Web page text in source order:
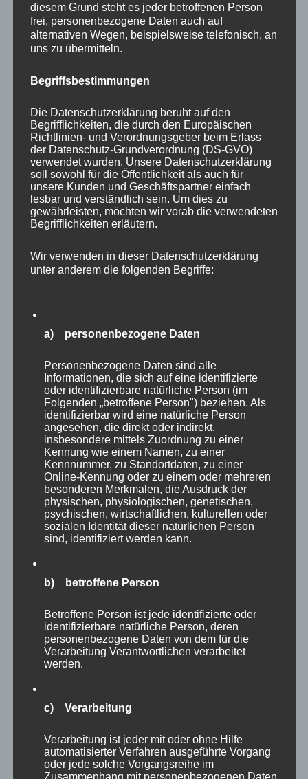
Niederlage. Zum anderen aber konnte jeder
sehen, dass Michael Smith sich nicht immer im
Griff hatte und an seinen eigenen Ansprüchen
selbst mit fast perfekten 140er-Aufnahmen
nicht zufrieden. Offenbar konnte er nicht
akzeptieren, dass nicht jeder seiner Darts
perfekt im Board steckte, was bei nur 8
Millimeter breiten Zielfeldern nun mal
unvermeidlich ist, egal wie gut man spielt. . Er
schimpfte auf der Bühne mit sich selbst, wirkte
genervt, fast lustlos, brachte sich selbst völlig
auf. Das Ergebnis war nur folgerichtig – er
Dieser Aspekt bietet uns gleich zwei Chancen
der Selbstreflexion: Niederlagen gehören zum
Erst muss man lernen zu verlieren, dann kann
man auch gewinnen. So schrieb es auch
Michael Smith auf Twitter: „But because I had
to wait so long and I had to fail over and over
again to get to where I’m at.”
Erfolg kommt niemals von allein, er ist immer
auch mit Rückschlägen und Niederlagen
verbunden.
Wie gehen wir damit um? Wie ging Michael
Smith damit um? Wie hat er es geschafft, an
den vielen Niederlagen zu wachsen und
letztlich gestärkt aus ihnen hervorzugehen?
Natürlich wurde er oft danach gefragt und ich
habe vieler dieser Interviews im TV gesehen.
Gefühlen und seiner Enttäuschung freien Lauf
er auch (sinngemäß): „Ich mache einfach
weiter, es ist nur Sport. Was wirklich zählt sind
diesem Grund steht es jeder betroffenen Person
frei, personenbezogene Daten auch auf
alternativen Wegen, beispielsweise telefonisch, an
uns zu übermitteln.
Begriffsbestimmungen
Die Datenschutzerklärung beruht auf den
Begrifflichkeiten, die durch den Europäischen
Richtlinien- und Verordnungsgeber beim Erlass
der Datenschutz-Grundverordnung (DS-GVO)
verwendet wurden. Unsere Datenschutzerklärung
soll sowohl für die Öffentlichkeit als auch für
unsere Kunden und Geschäftspartner einfach
lesbar und verständlich sein. Um dies zu
gewährleisten, möchten wir vorab die verwendeten
Begrifflichkeiten erläutern.
Wir verwenden in dieser Datenschutzerklärung
unter anderem die folgenden Begriffe:
a) personenbezogene Daten
Personenbezogene Daten sind alle
Informationen, die sich auf eine identifizierte
oder identifizierbare natürliche Person (im
Folgenden „betroffene Person") beziehen. Als
identifizierbar wird eine natürliche Person
angesehen, die direkt oder indirekt,
insbesondere mittels Zuordnung zu einer
Kennung wie einem Namen, zu einer
Kennnummer, zu Standortdaten, zu einer
Online-Kennung oder zu einem oder mehreren
besonderen Merkmalen, die Ausdruck der
physischen, physiologischen, genetischen,
psychischen, wirtschaftlichen, kulturellen oder
sozialen Identität dieser natürlichen Person
sind, identifiziert werden kann.
b) betroffene Person
Betroffene Person ist jede identifizierte oder
identifizierbare natürliche Person, deren
personenbezogene Daten von dem für die
Verarbeitung Verantwortlichen verarbeitet
werden.
c) Verarbeitung
Verarbeitung ist jeder mit oder ohne Hilfe
automatisierter Verfahren ausgeführte Vorgang
oder jede solche Vorgangsreihe im
Zusammenhang mit personenbezogenen Daten